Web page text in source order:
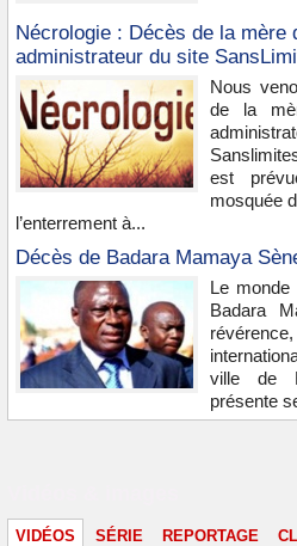
Nécrologie : Décès de la mère
administrateur du site
Nous
de la
est
mosquée
l’enterrement à...
Décès de Badara Mamaya
Le
Badara
ville de
présente
VIDÉOS SÉRIE REPORTAGE